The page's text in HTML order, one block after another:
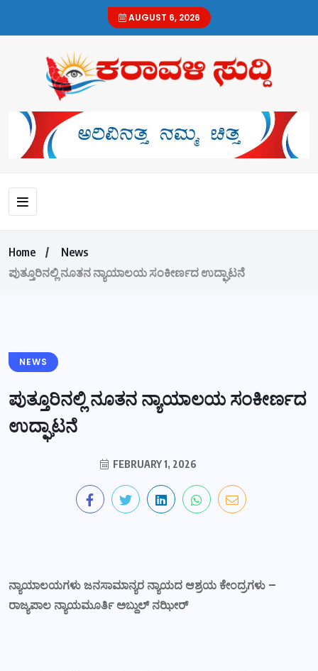
AUGUST 6, 2026
Home
News
ಪುತ್ತೂರಿನಲ್ಲಿ ನೂತನ ನ್ಯಾಯಾಲಯ ಸಂಕೀರ್ಣದ ಉದ್ಘಾಟನೆ
NEWS
ಪುತ್ತೂರಿನಲ್ಲಿ ನೂತನ ನ್ಯಾಯಾಲಯ ಸಂಕೀರ್ಣದ
ಉದ್ಘಾಟನೆ
FEBRUARY 1, 2026
ನ್ಯಾಯಾಲಯಗಳು ಜನಸಾಮಾನ್ಯರ ನ್ಯಾಯದ ಆಶ್ರಯ ಕೇಂದ್ರಗಳು –
ರಾಜ್ಯಪಾಲ ನ್ಯಾಯಮೂರ್ತಿ ಅಬ್ದುಲ್ ನಝೀರ್